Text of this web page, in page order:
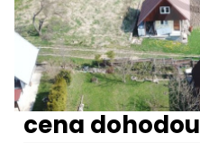
cena dohodou